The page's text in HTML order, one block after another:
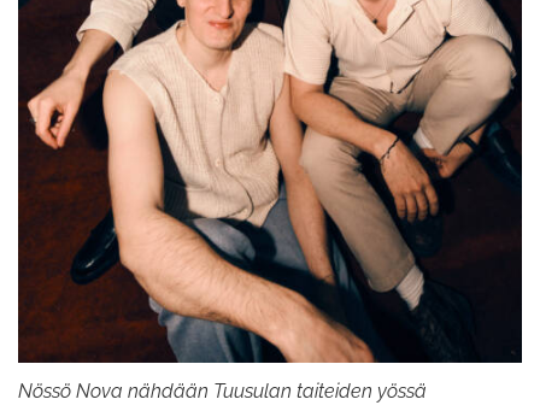
Nössö Nova nähdään Tuusulan taiteiden yössä